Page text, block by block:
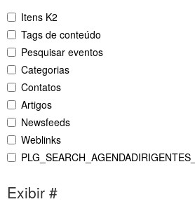
Itens K2
Tags de conteúdo
Pesquisar eventos
Categorias
Contatos
Artigos
Newsfeeds
Weblinks
Exibir #